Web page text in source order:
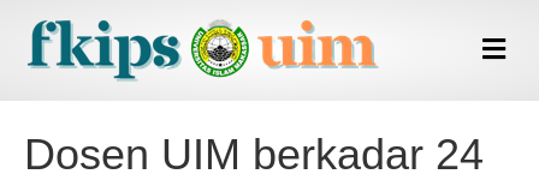
M
e
Dosen UIM berkadar 24